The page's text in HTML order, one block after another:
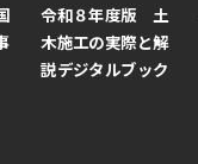
令和８年度版 土
木施工の実際と解
説デジタルブック